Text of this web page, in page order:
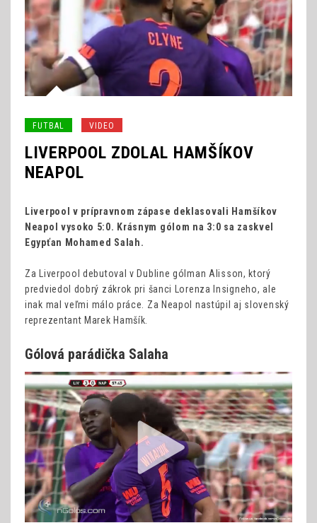
FUTBAL VIDEO
LIVERPOOL ZDOLAL HAMŠÍKOV
NEAPOL
Liverpool v prípravnom zápase deklasovali Hamšíkov
Neapol vysoko 5:0. Krásnym gólom na 3:0 sa zaskvel
Egypťan Mohamed Salah.
Za Liverpool debutoval v Dubline gólman Alisson, ktorý
predviedol dobrý zákrok pri šanci Lorenza Insigneho, ale
inak mal veľmi málo práce. Za Neapol nastúpil aj slovenský
reprezentant Marek Hamšík.
Gólová parádička Salaha